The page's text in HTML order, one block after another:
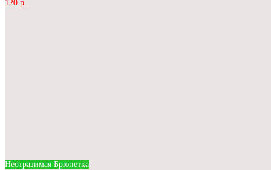
120 р.
Неотразимая Брюнетка